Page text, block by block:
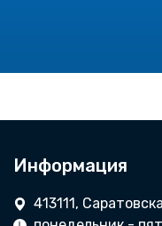
Информация
413111,